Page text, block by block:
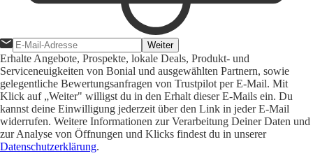
Weiter
Erhalte Angebote, Prospekte, lokale Deals, Produkt- und
Serviceneuigkeiten von Bonial und ausgewählten Partnern, sowie
gelegentliche Bewertungsanfragen von Trustpilot per E-Mail. Mit
Klick auf „Weiter" willigst du in den Erhalt dieser E-Mails ein. Du
kannst deine Einwilligung jederzeit über den Link in jeder E-Mail
widerrufen. Weitere Informationen zur Verarbeitung Deiner Daten und
zur Analyse von Öffnungen und Klicks findest du in unserer
Datenschutzerklärung.